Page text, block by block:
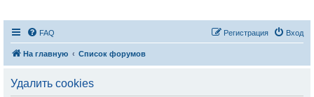
FAQ Вход
Регистрация
На главную Список форумов
Удалить cookies